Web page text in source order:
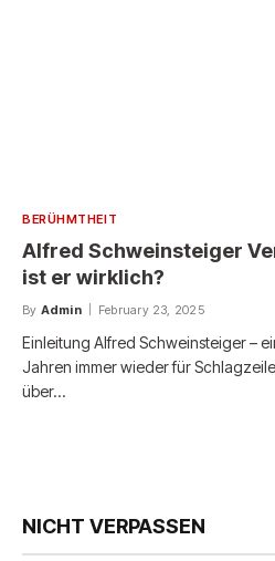
BERÜHMTHEIT
Alfred Schweinsteiger
ist er wirklich?
By Admin February 23, 2025
Einleitung Alfred Schweinsteiger –
Jahren immer wieder für
über…
NICHT VERPASSEN